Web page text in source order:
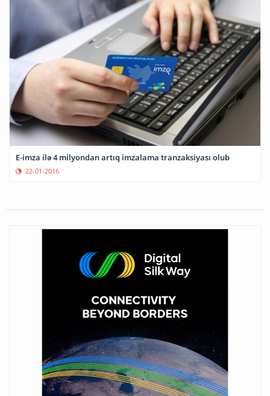
E-imza ilə 4 milyondan artıq imzalama tranzaksiyası olub
22-01-2016